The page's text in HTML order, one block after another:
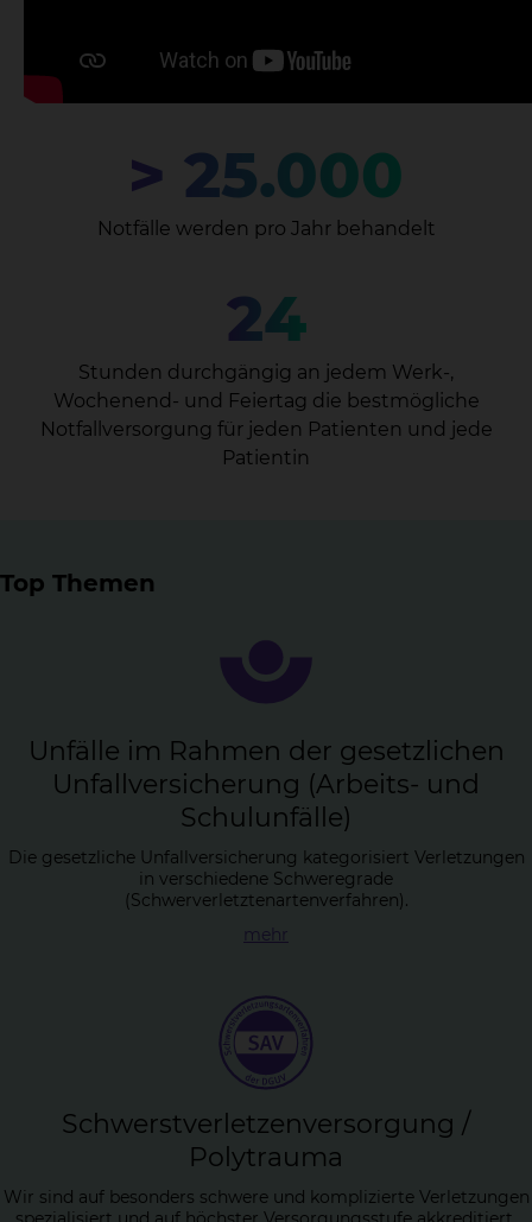
> 25.000
Notfälle werden pro Jahr behandelt
24
Stunden durchgängig an jedem Werk-,
Wochenend- und Feiertag die bestmögliche
Notfallversorgung für jeden Patienten und jede
Patientin
Top Themen
Un­fäl­le im Rah­men der ge­setz­li­chen
Un­fall­ver­si­che­rung (Ar­beits- und
Schul­un­fäl­le)
Die gesetzliche Unfallversicherung kategorisiert Verletzungen
in verschiedene Schweregrade
(Schwerverletztenartenverfahren).
mehr
Schwerst­ver­let­zen­ver­sor­gung /
Po­ly­t­rau­ma
Wir sind auf besonders schwere und komplizierte Verletzungen